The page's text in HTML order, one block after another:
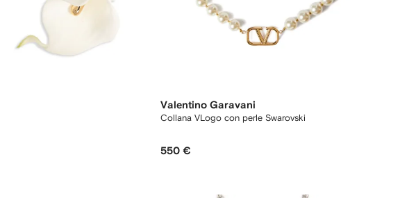
Valentino Garavani
Collana VLogo con perle Swarovski
550 €